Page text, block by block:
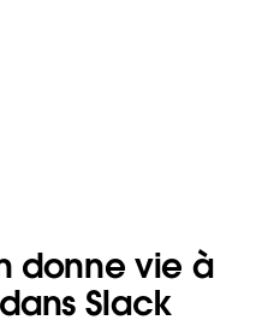
donne vie à
Slack